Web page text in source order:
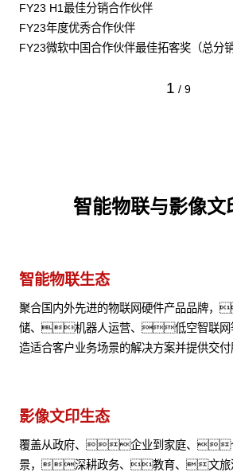
FY23 H1最佳分销合作伙伴
FY23年度优秀合作伙伴
FY23微软中国合作伙伴最佳拓客奖（总分销
1 / 9
智能物联与影像文
智能物联生态
聚合国内外先进的物联网硬件产品品牌，
储、机器人运营、低空智联网
造适合客户业务场景的解决方案并提供交付
影像文印生态
覆盖从政府、企业到家庭、
景，深耕政务、教育、文